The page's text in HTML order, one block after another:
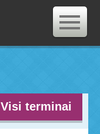
Visi terminai